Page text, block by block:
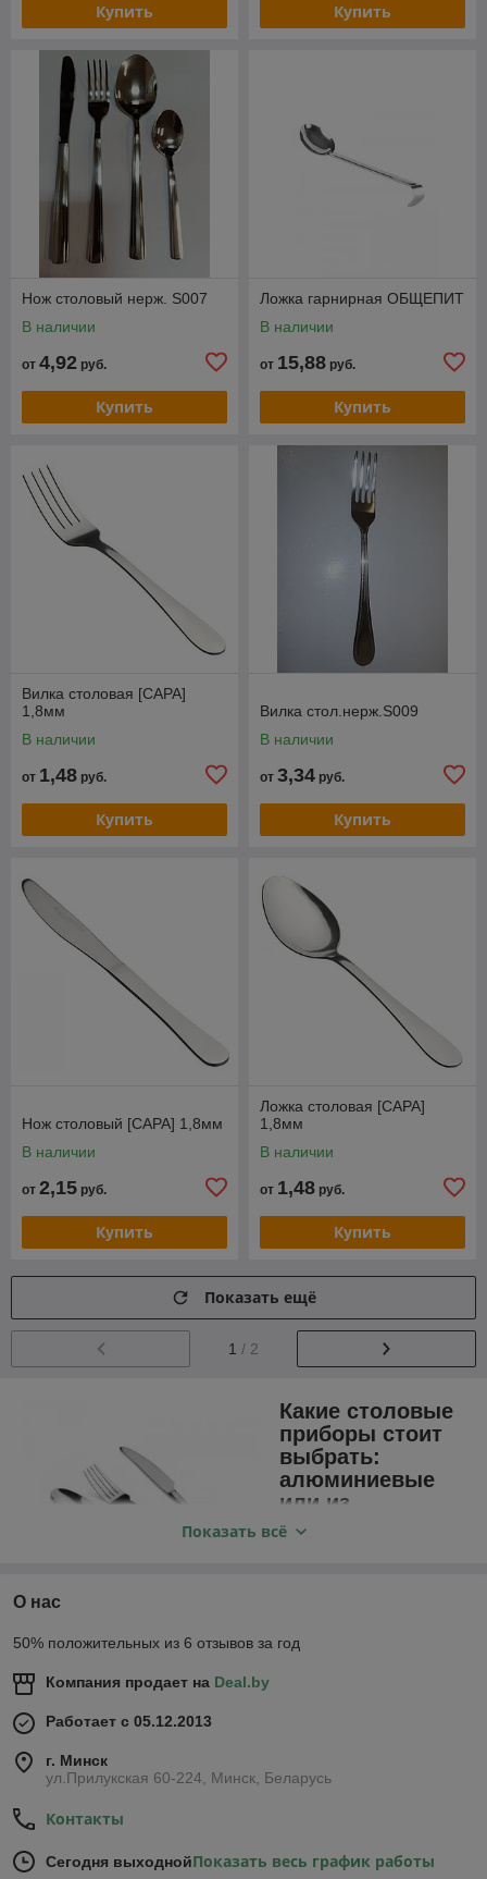
Купить Купить
Нож столовый нерж. S007
В наличии
от 4,92 руб.
Купить
Ложка гарнирная ОБЩЕПИТ
В наличии
от 15,88 руб.
Купить
Вилка столовая [САРА]
1,8мм
В наличии
от 1,48 руб.
Купить
Вилка стол.нерж.S009
В наличии
от 3,34 руб.
Купить
Нож столовый [САРА] 1,8мм
В наличии
от 2,15 руб.
Купить
Ложка столовая [САРА]
1,8мм
В наличии
от 1,48 руб.
Купить
Показать ещё
1 / 2
Какие столовые
приборы стоит
выбрать:
алюминиевые
или из
нержавеющей
использовать их для
сервировки стола, необходимо обратить пристальное
внимание на материал изготовления:
1. Алюминиевые столовые приборы.
удельный вес, что предоставляет гораздо больше
возможностей при маневрировании в сервировке стола.
Твёрдоанодированный алюминий без покрытия имеет
чистить, чем сталь. Кроме того, твёрдое анодированное
толовые приборы от коррозии. А вот необработанный
Показать всё
О нас
50% положительных из 6 отзывов за год
Компания продает на Deal.by
Работает с 05.12.2013
г. Минск
ул.Прилукская 60-224, Минск, Беларусь
Контакты
Сегодня выходнойПоказать весь график работы